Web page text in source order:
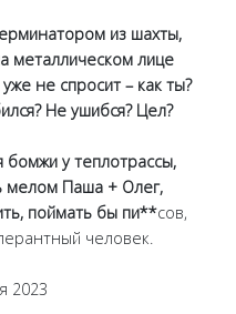
из шахты,
лице
не спросит – как ты?
Не ушибся? Цел?
у теплотрассы,
Паша + Олег,
поймать бы пи**сов,
человек.